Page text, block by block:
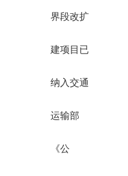
界段改扩
建项目已
纳入交通
运输部
《公